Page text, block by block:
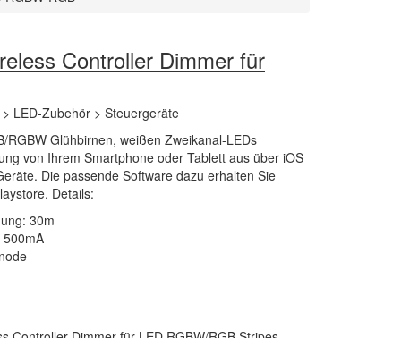
Controller Dimmer für
> LED-Zubehör > Steuergeräte
RGBW Glühbirnen, weißen Zweikanal-LEDs
von Ihrem Smartphone oder Tablett aus über iOS
Die passende Software dazu erhalten Sie
Details:
30m